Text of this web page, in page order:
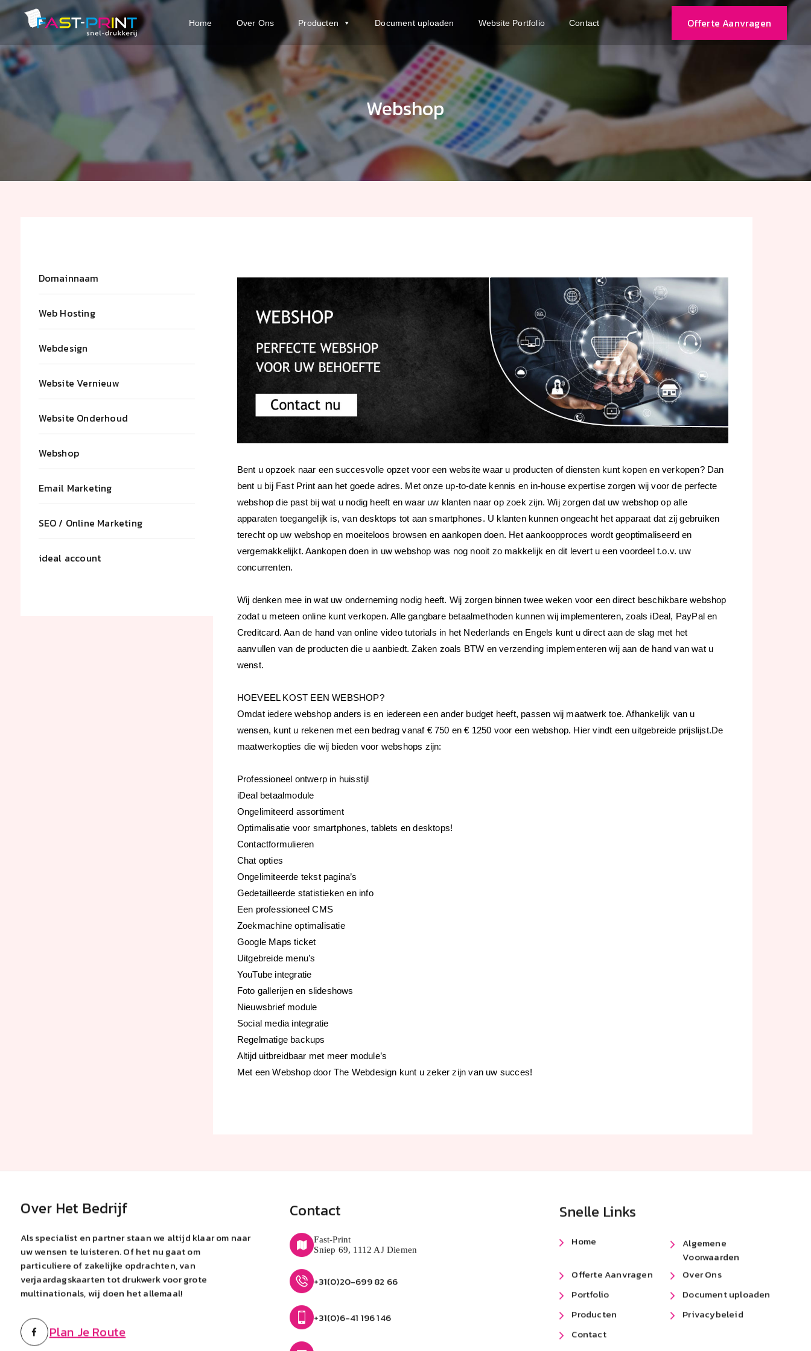
Fast
Print
Home Over Ons Producten Document uploaden Website Portfolio Contact Offerte Aanvragen
Webshop
Domainnaam
Web Hosting
Webdesign
Website Vernieuw
Website Onderhoud
Webshop
Email Marketing
SEO / Online Marketing
ideal account
Bent u opzoek naar een succesvolle opzet voor een website waar u producten of diensten kunt kopen en verkopen? Dan
bent u bij Fast Print aan het goede adres. Met onze up-to-date kennis en in-house expertise zorgen wij voor de perfecte
webshop die past bij wat u nodig heeft en waar uw klanten naar op zoek zijn. Wij zorgen dat uw webshop op alle
apparaten toegangelijk is, van desktops tot aan smartphones. U klanten kunnen ongeacht het apparaat dat zij gebruiken
terecht op uw webshop en moeiteloos browsen en aankopen doen. Het aankoopproces wordt geoptimaliseerd en
vergemakkelijkt. Aankopen doen in uw webshop was nog nooit zo makkelijk en dit levert u een voordeel t.o.v. uw
concurrenten.
Wij denken mee in wat uw onderneming nodig heeft. Wij zorgen binnen twee weken voor een direct beschikbare webshop
zodat u meteen online kunt verkopen. Alle gangbare betaalmethoden kunnen wij implementeren, zoals iDeal, PayPal en
Creditcard. Aan de hand van online video tutorials in het Nederlands en Engels kunt u direct aan de slag met het
aanvullen van de producten die u aanbiedt. Zaken zoals BTW en verzending implementeren wij aan de hand van wat u
wenst.
HOEVEEL KOST EEN WEBSHOP?
Omdat iedere webshop anders is en iedereen een ander budget heeft, passen wij maatwerk toe. Afhankelijk van u
wensen, kunt u rekenen met een bedrag vanaf € 750 en € 1250 voor een webshop. Hier vindt een uitgebreide prijslijst.De
maatwerkopties die wij bieden voor webshops zijn:
Professioneel ontwerp in huisstijl
iDeal betaalmodule
Ongelimiteerd assortiment
Optimalisatie voor smartphones, tablets en desktops!
Contactformulieren
Chat opties
Ongelimiteerde tekst pagina’s
Gedetailleerde statistieken en info
Een professioneel CMS
Zoekmachine optimalisatie
Google Maps ticket
Uitgebreide menu’s
YouTube integratie
Foto gallerijen en slideshows
Nieuwsbrief module
Social media integratie
Regelmatige backups
Altijd uitbreidbaar met meer module’s
Met een Webshop door The Webdesign kunt u zeker zijn van uw succes!
Over Het Bedrijf
Als specialist en partner staan we altijd klaar om naar
uw wensen te luisteren. Of het nu gaat om
particuliere of zakelijke opdrachten, van
verjaardagskaarten tot drukwerk voor grote
multinationals, wij doen het allemaal!
Plan Je Route
Contact
Fast-Print
Sniep 69, 1112 AJ Diemen
+31(0)20-699 82 66
+31(0)6-41 196 146
Snelle Links
Home
Algemene
Voorwaarden
Offerte Aanvragen
Over Ons
Portfolio
Document uploaden
Producten
Privacybeleid
Contact